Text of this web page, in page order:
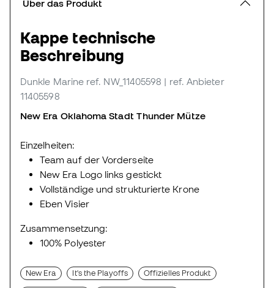
Über das Produkt
Kappe technische
Beschreibung
Dunkle Marine ref. NW_11405598 | ref. Anbieter
11405598
New Era Oklahoma Stadt Thunder Mütze
Einzelheiten:
Team auf der Vorderseite
New Era Logo links gestickt
Vollständige und strukturierte Krone
Eben Visier
Zusammensetzung:
100% Polyester
New Era It's the Playoffs Offizielles Produkt